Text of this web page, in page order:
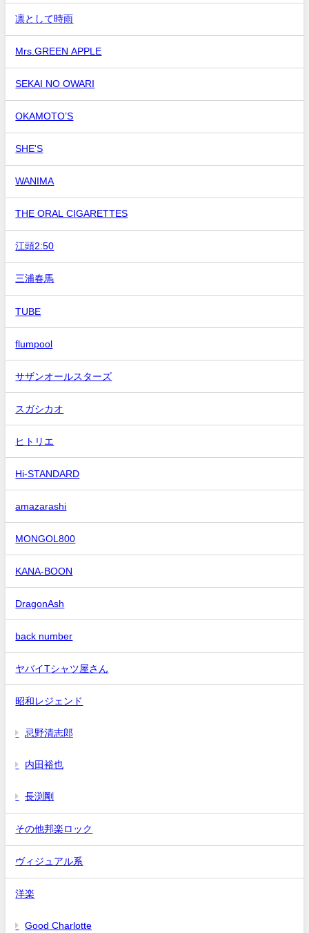
凛として時雨
Mrs.GREEN APPLE
SEKAI NO OWARI
OKAMOTO’S
SHE'S
WANIMA
THE ORAL CIGARETTES
江頭2:50
三浦春馬
TUBE
flumpool
サザンオールスターズ
スガシカオ
ヒトリエ
Hi-STANDARD
amazarashi
MONGOL800
KANA-BOON
DragonAsh
back number
ヤバイTシャツ屋さん
昭和レジェンド
忌野清志郎
内田裕也
長渕剛
その他邦楽ロック
ヴィジュアル系
洋楽
Good Charlotte